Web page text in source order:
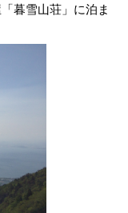
暮雪山荘」に泊ま